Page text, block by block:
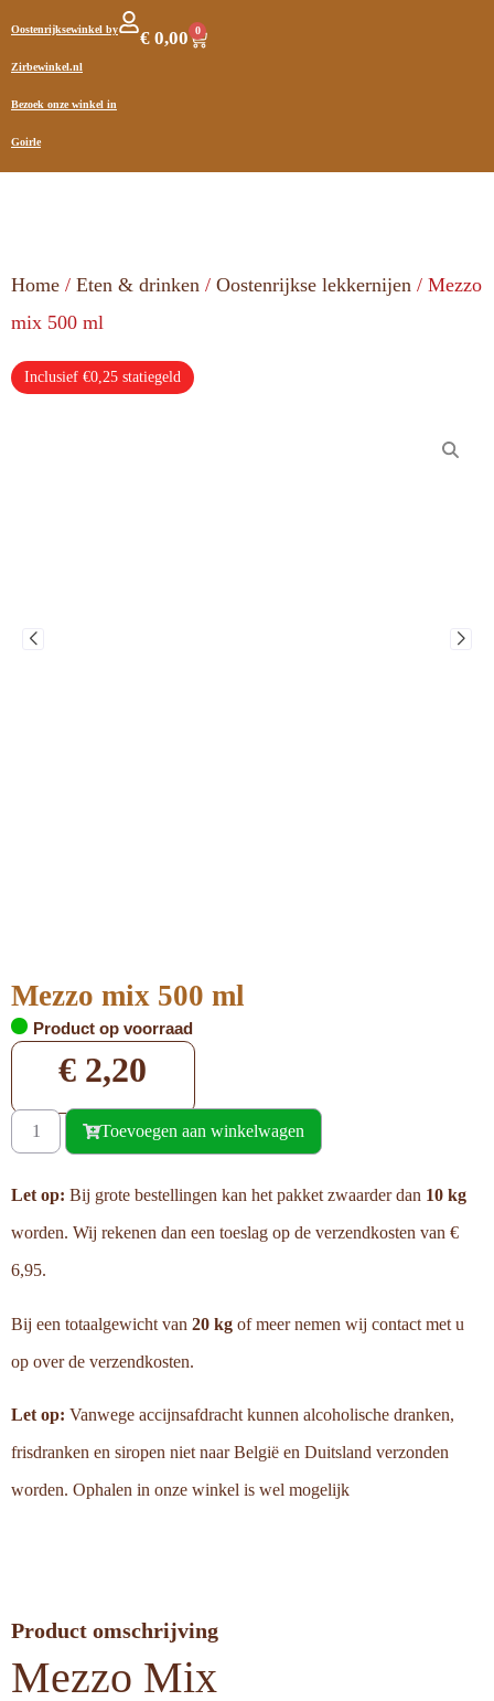
Oostenrijksewinkel by
Zirbewinkel.nl
Bezoek onze winkel in
Goirle
€ 0,00 0
Home / Eten & drinken / Oostenrijkse lekkernijen / Mezzo
mix 500 ml
Inclusief €0,25 statiegeld
Mezzo mix 500 ml
Product op voorraad
€ 2,20
Toevoegen aan winkelwagen
Let op: Bij grote bestellingen kan het pakket zwaarder dan 10 kg
worden. Wij rekenen dan een toeslag op de verzendkosten van €
6,95.
Bij een totaalgewicht van 20 kg of meer nemen wij contact met u
op over de verzendkosten.
Let op: Vanwege accijnsafdracht kunnen alcoholische dranken,
frisdranken en siropen niet naar België en Duitsland verzonden
worden. Ophalen in onze winkel is wel mogelijk
Product omschrijving
Mezzo Mix